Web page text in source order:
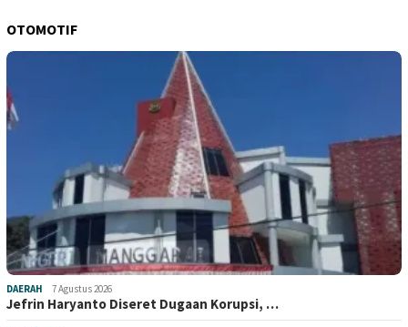
OTOMOTIF
DAERAH 7 Agustus 2026
Jefrin Haryanto Diseret Dugaan Korupsi, …